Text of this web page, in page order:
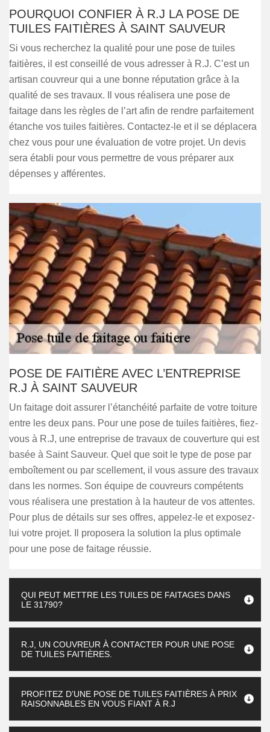
POURQUOI CONFIER À R.J LA POSE DE
TUILES FAITIÈRES À SAINT SAUVEUR
Si vous recherchez la qualité pour une pose de tuiles
faitières, il est conseillé de vous adresser à R.J. C’est un
artisan couvreur qui a une bonne réputation grâce à la
qualité de ses travaux. Il vous réalisera une pose de
faitage dans les règles de l’art afin de rendre parfaitement
étanche vos tuiles faitières. Contactez-le et il se déplacera
chez vous pour une évaluation de votre projet. Un devis
sera établi pour vous permettre de vous préparer aux
dépenses y afférentes.
POSE DE FAITIÈRE AVEC L’ENTREPRISE
R.J À SAINT SAUVEUR
Un faitage doit assurer l’étanchéité parfaite de votre toiture
entre les deux pans. Pour une pose de tuiles faitières, fiez-
vous à R.J, une entreprise de travaux de couverture qui est
basée à Saint Sauveur. Quel que soit le type de pose par
emboîtement ou par scellement, il vous assure des travaux
dans les normes. Son équipe de couvreurs compétents
vous réalisera une prestation à la hauteur de vos attentes.
Pour plus de détails sur ses offres, appelez-le et exposez-
lui votre projet. Il proposera la solution la plus optimale
pour une pose de faitage réussie.
QUI PEUT METTRE LES TUILES DE FAITAGES DANS
LE 31790?
R.J, UN COUVREUR À CONTACTER POUR UNE POSE
DE TUILES FAITIÈRES.
PROFITEZ D’UNE POSE DE TUILES FAITIÈRES À PRIX
RAISONNABLES EN VOUS FIANT À R.J